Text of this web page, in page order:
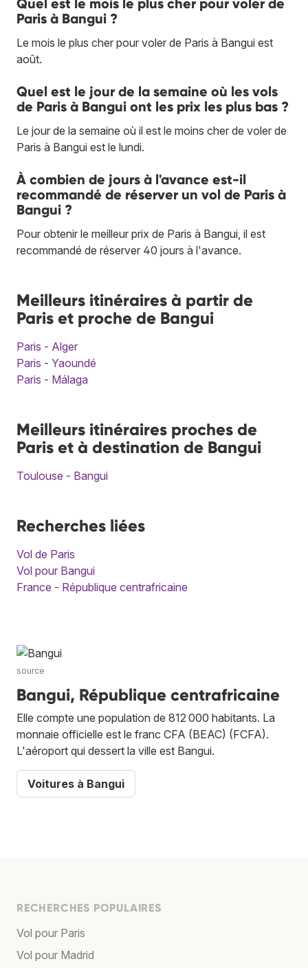
Paris à Bangui ?
Le mois le plus cher pour voler de Paris à Bangui est
août.
Quel est le jour de la semaine où les vols
de Paris à Bangui ont les prix les plus bas ?
Le jour de la semaine où il est le moins cher de voler de
Paris à Bangui est le lundi.
À combien de jours à l'avance est-il
recommandé de réserver un vol de Paris à
Bangui ?
Pour obtenir le meilleur prix de Paris à Bangui, il est
recommandé de réserver 40 jours à l'avance.
Meilleurs itinéraires à partir de
Paris et proche de Bangui
Paris - Alger
Paris - Yaoundé
Paris - Málaga
Meilleurs itinéraires proches de
Paris et à destination de Bangui
Toulouse - Bangui
Recherches liées
Vol de Paris
Vol pour Bangui
France - République centrafricaine
source
Bangui, République centrafricaine
Elle compte une population de 812 000 habitants. La
monnaie officielle est le franc CFA (BEAC) (FCFA).
L'aéroport qui dessert la ville est Bangui.
Voitures à Bangui
RECHERCHES POPULAIRES
Vol pour Paris
Vol pour Madrid